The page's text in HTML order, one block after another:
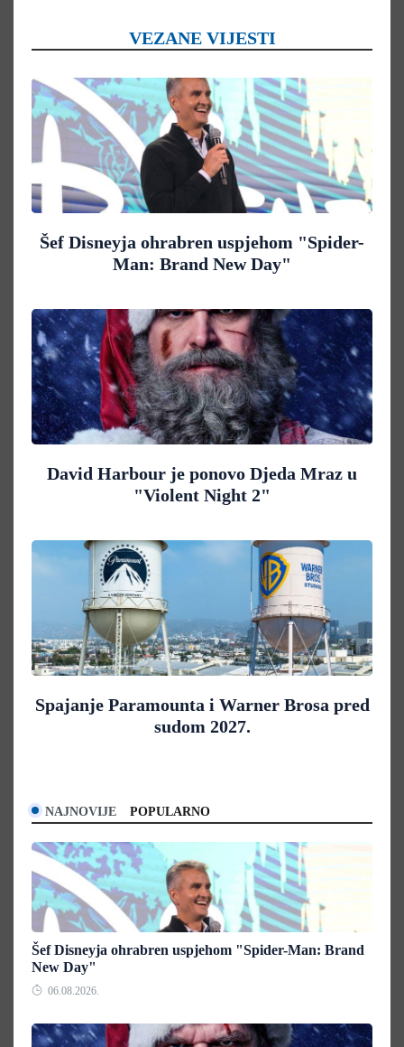
VEZANE VIJESTI
Šef Disneyja ohrabren uspjehom "Spider-
Man: Brand New Day"
David Harbour je ponovo Djeda Mraz u
"Violent Night 2"
Spajanje Paramounta i Warner Brosa pred
sudom 2027.
NAJNOVIJE POPULARNO
Šef Disneyja ohrabren uspjehom "Spider-Man: Brand
New Day"
06.08.2026.